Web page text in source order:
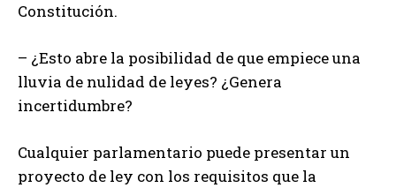
Constitución.
– ¿Esto abre la posibilidad de que empiece una
lluvia de nulidad de leyes? ¿Genera
incertidumbre?
Cualquier parlamentario puede presentar un
proyecto de ley con los requisitos que la